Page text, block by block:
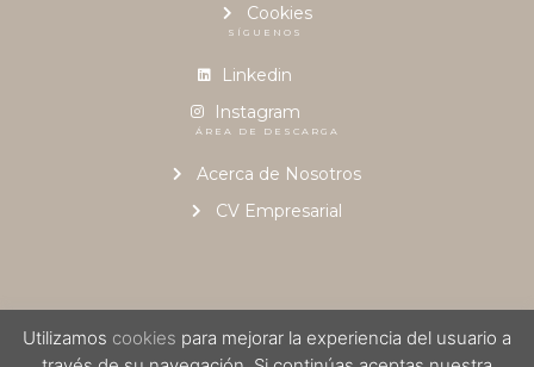
Cookies
SÍGUENOS
Linkedin
Instagram
ÁREA DE DESCARGA
Acerca de Nosotros
CV Empresarial
© 2023, Desarrollado por Interiorismo by Rossomoro
Utilizamos cookies para mejorar la experiencia del usuario a